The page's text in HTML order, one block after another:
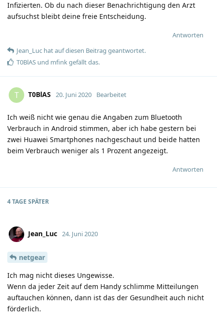
Infizierten. Ob du nach dieser Benachrichtigung den Arzt
aufsuchst bleibt deine freie Entscheidung.
Antworten
Jean_Luc hatauf diesen Beitrag geantwortet.
T0BlAS und mfinkgefällt das.
T T0BlAS 20. Juni 2020 Bearbeitet
Ich weiß nicht wie genau die Angaben zum Bluetooth
Verbrauch in Android stimmen, aber ich habe gestern bei
zwei Huawei Smartphones nachgeschaut und beide hatten
beim Verbrauch weniger als 1 Prozent angezeigt.
Antworten
4 TAGE SPÄTER
Jean_Luc 24. Juni 2020
netgear
Ich mag nicht dieses Ungewisse.
Wenn da jeder Zeit auf dem Handy schlimme Mitteilungen
auftauchen können, dann ist das der Gesundheit auch nicht
förderlich.